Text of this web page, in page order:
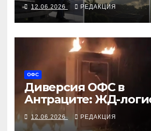
12.06.2026 РЕДАКЦИЯ
ОФС
Диверсия ОФС в
Антраците: ЖД-
на Луганщине снова
парализована
12.06.2026 РЕДАКЦИЯ